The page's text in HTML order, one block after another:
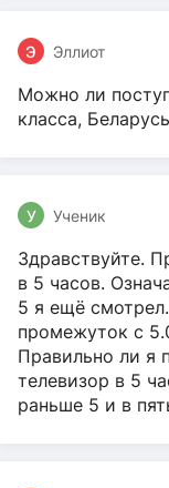
Э Эллиот
Можно ли
класса, Беларусь
У Ученик
Здравствуйте.
в 5 часов.
5 я ещё
промежуток с
Правильно ли я
телевизор в 5
раньше 5 и в